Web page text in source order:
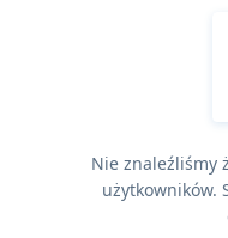
Nie znaleźliśmy
użytkowników.